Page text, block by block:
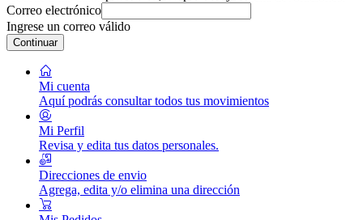
Correo electrónico
Ingrese un correo válido
Continuar
Mi cuenta
Aquí podrás consultar todos tus movimientos
Mi Perfil
Revisa y edita tus datos personales.
Direcciones de envio
Agrega, edita y/o elimina una dirección